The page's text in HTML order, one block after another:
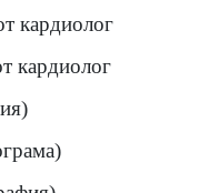
кардиолог
кардиолог